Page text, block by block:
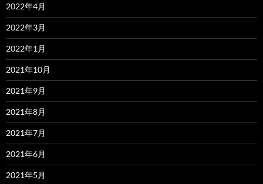
2022年4月
2022年3月
2022年1月
2021年10月
2021年9月
2021年8月
2021年7月
2021年6月
2021年5月